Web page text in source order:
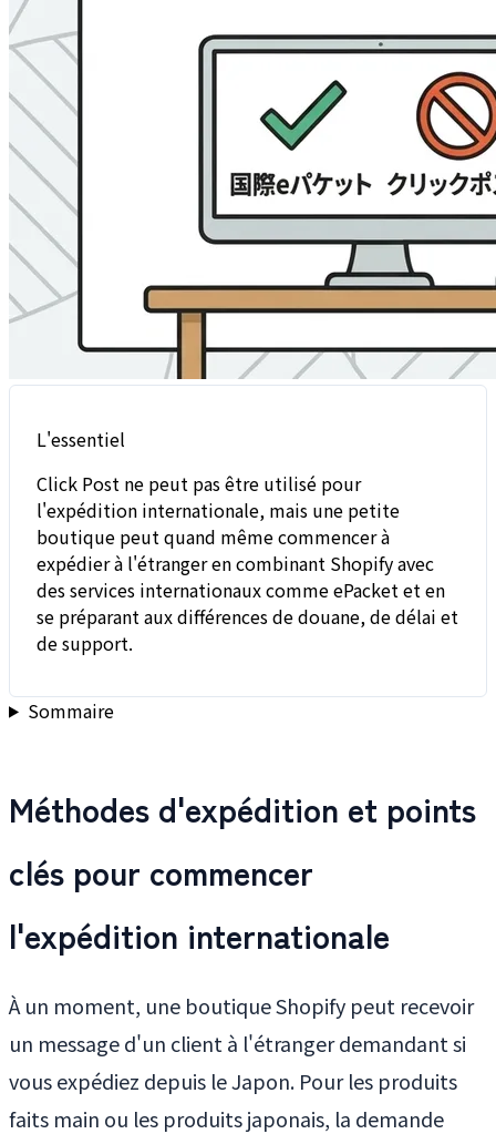
L'essentiel
Click Post ne peut pas être utilisé pour
l'expédition internationale, mais une petite
boutique peut quand même commencer à
expédier à l'étranger en combinant Shopify avec
des services internationaux comme ePacket et en
se préparant aux différences de douane, de délai et
de support.
Sommaire
Méthodes d'expédition et points
clés pour commencer
l'expédition internationale
À un moment, une boutique Shopify peut recevoir
un message d'un client à l'étranger demandant si
vous expédiez depuis le Japon. Pour les produits
faits main ou les produits japonais, la demande